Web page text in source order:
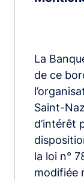
La
de ce
Saint-
d’intérêt
la loi n°
modifiée